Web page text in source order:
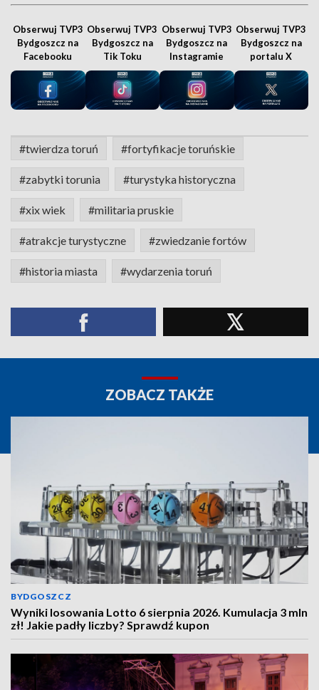
Obserwuj TVP3
Bydgoszcz na
Facebooku
Obserwuj TVP3
Bydgoszcz na
Tik Toku
Obserwuj TVP3
Bydgoszcz na
Instagramie
Obserwuj TVP3
Bydgoszcz na
portalu X
#twierdza toruń #fortyfikacje toruńskie
#zabytki torunia #turystyka historyczna
#xix wiek #militaria pruskie
#atrakcje turystyczne #zwiedzanie fortów
#historia miasta #wydarzenia toruń
ZOBACZ TAKŻE
BYDGOSZCZ
Wyniki losowania Lotto 6 sierpnia 2026. Kumulacja 3 mln
zł! Jakie padły liczby? Sprawdź kupon